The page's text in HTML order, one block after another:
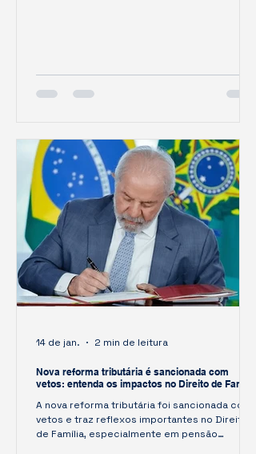
Nova reforma tributária é sancionada com
vetos: entenda os impactos no Direito de Família
A nova reforma tributária foi sancionada com
vetos e traz reflexos importantes no Direito
de Família, especialmente em pensão
14 de jan. 2 min de leitura